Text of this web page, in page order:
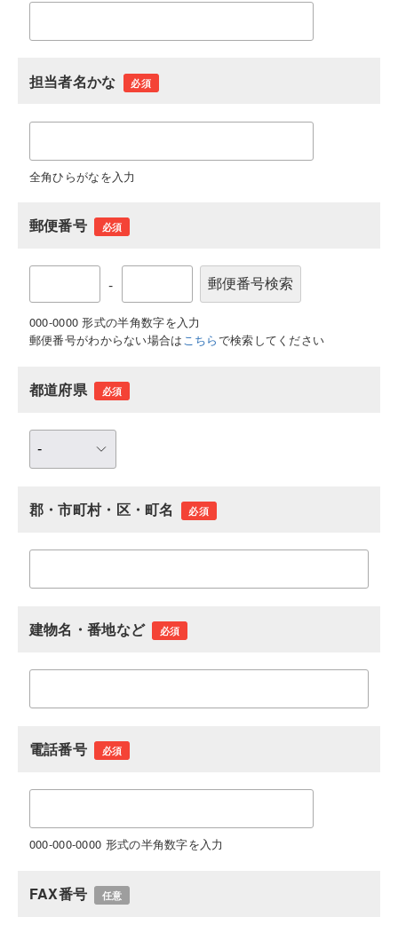
担当者名かな 必須
全角ひらがなを入力
郵便番号 必須
-
000-0000 形式の半角数字を入力
郵便番号がわからない場合はこちらで検索してください
都道府県 必須
郡・市町村・区・町名 必須
建物名・番地など 必須
電話番号 必須
000-000-0000 形式の半角数字を入力
FAX番号 任意